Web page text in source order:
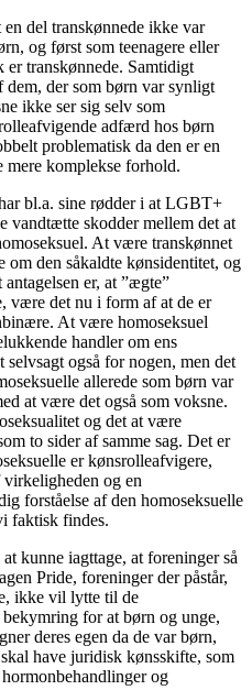
del transkønnede ikke var
og først som teenagere eller
er transkønnede. Samtidigt
dem, der som børn var synligt
ikke ser sig selv som
adfærd hos børn
problematisk da den er en
komplekse forhold.
bl.a. sine rødder i at LGBT+
vandtætte skodder mellem det at
At være transkønnet
om den såkaldte kønsidentitet, og
er, at ”ægte”
være det nu i form af at de er
At være homoseksuel
handler om ens
selvsagt også for nogen, men det
allerede som børn var
at være det også som voksne.
og det at være
to sider af samme sag. Det er
er kønsrolleafvigere,
og en
forståelse af den homoseksuelle
faktisk findes.
kunne iagttage, at foreninger så
Pride, foreninger der påstår,
ikke vil lytte til de
for at børn og unge,
deres egen da de var børn,
have juridisk kønsskifte, som
og